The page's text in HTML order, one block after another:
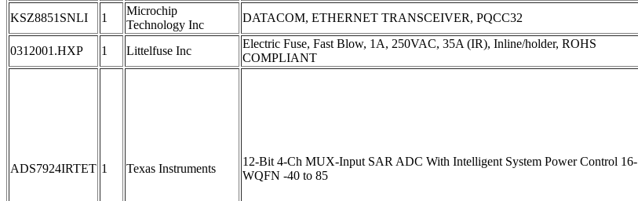
KSZ8851SNLI
1
Microchip
Technology Inc
DATACOM, ETHERNET TRANSCEIVER, PQCC32
0312001.HXP 1 Littelfuse Inc
Electric Fuse, Fast Blow, 1A, 250VAC, 35A (IR), Inline/holder, ROHS
COMPLIANT
ADS7924IRTET 1 Texas Instruments
12-Bit 4-Ch MUX-Input SAR ADC With Intelligent System Power Control 16-
WQFN -40 to 85